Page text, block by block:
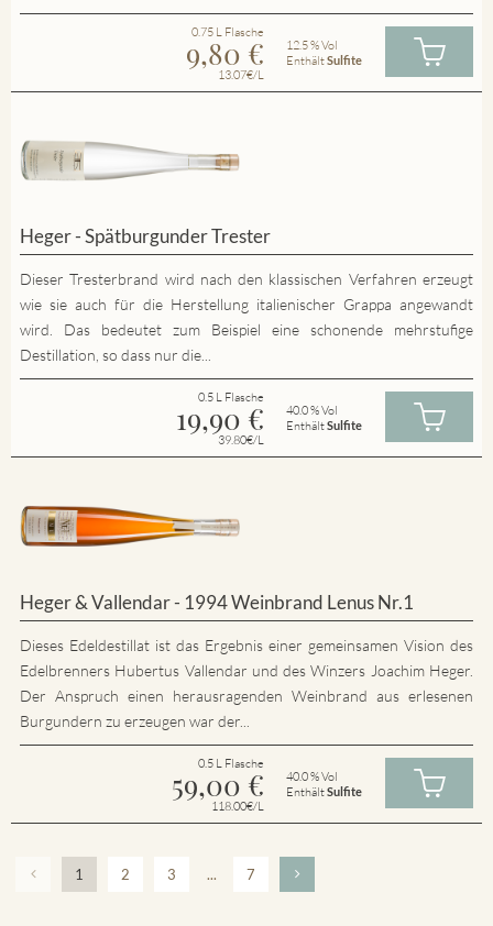
0.75 L Flasche
9,80 €
13.07€/L
12.5 % Vol
EnthältSulfite
Heger - Spätburgunder Trester
Dieser Tresterbrand wird nach den klassischen Verfahren erzeugt
wie sie auch für die Herstellung italienischer Grappa angewandt
wird. Das bedeutet zum Beispiel eine schonende mehrstufige
Destillation, so dass nur die...
0.5 L Flasche
19,90 €
39.80€/L
40.0 % Vol
EnthältSulfite
Heger & Vallendar - 1994 Weinbrand Lenus Nr.1
Dieses Edeldestillat ist das Ergebnis einer gemeinsamen Vision des
Edelbrenners Hubertus Vallendar und des Winzers Joachim Heger.
Der Anspruch einen herausragenden Weinbrand aus erlesenen
Burgundern zu erzeugen war der...
0.5 L Flasche
59,00 €
118.00€/L
40.0 % Vol
EnthältSulfite
1 2 3 ... 7